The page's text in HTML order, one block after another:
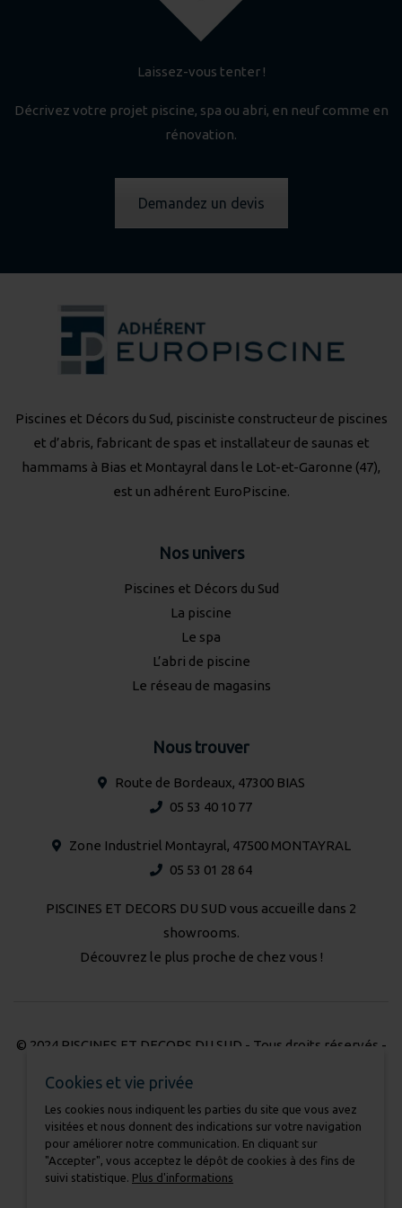
Laissez-vous tenter !
Décrivez votre projet piscine, spa ou abri, en neuf comme en
rénovation.
Demandez un devis
Piscines et Décors du Sud, pisciniste constructeur de piscines
et d’abris, fabricant de spas et installateur de saunas et
hammams à Bias et Montayral dans le Lot-et-Garonne (47),
est un adhérent EuroPiscine.
Nos univers
Piscines et Décors du Sud
La piscine
Le spa
L’abri de piscine
Le réseau de magasins
Nous trouver
Route de Bordeaux, 47300 BIAS
05 53 40 10 77
Zone Industriel Montayral, 47500 MONTAYRAL
05 53 01 28 64
PISCINES ET DECORS DU SUD vous accueille dans 2
showrooms.
Découvrez le plus proche de chez vous !
© 2024 PISCINES ET DECORS DU SUD - Tous droits réservés -
Nous contacter
Mentions légales
Charte pour la protection des données
Cookies
Cookies et vie privée
Les cookies nous indiquent les parties du site que vous avez
visitées et nous donnent des indications sur votre navigation
pour améliorer notre communication. En cliquant sur
"Accepter", vous acceptez le dépôt de cookies à des fins de
suivi statistique. Plus d'informations